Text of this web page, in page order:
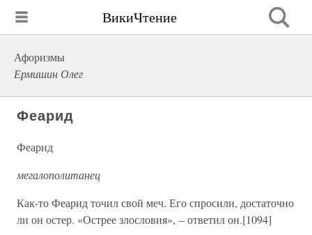
ВикиЧтение
Афоризмы
Ермишин Олег
Феарид
Феарид
мегалополитанец
Как-то Феарид точил свой меч. Его спросили, достаточно
ли он остер. «Острее злословия», – ответил он.[1094]